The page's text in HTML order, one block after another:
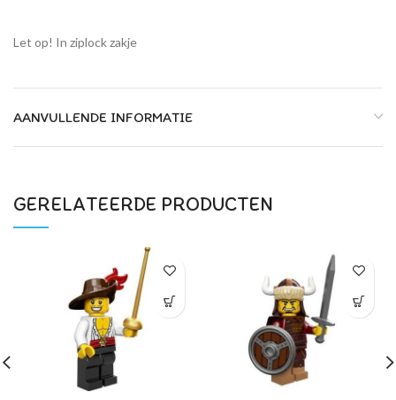
Let op! In ziplock zakje
AANVULLENDE INFORMATIE
GERELATEERDE PRODUCTEN